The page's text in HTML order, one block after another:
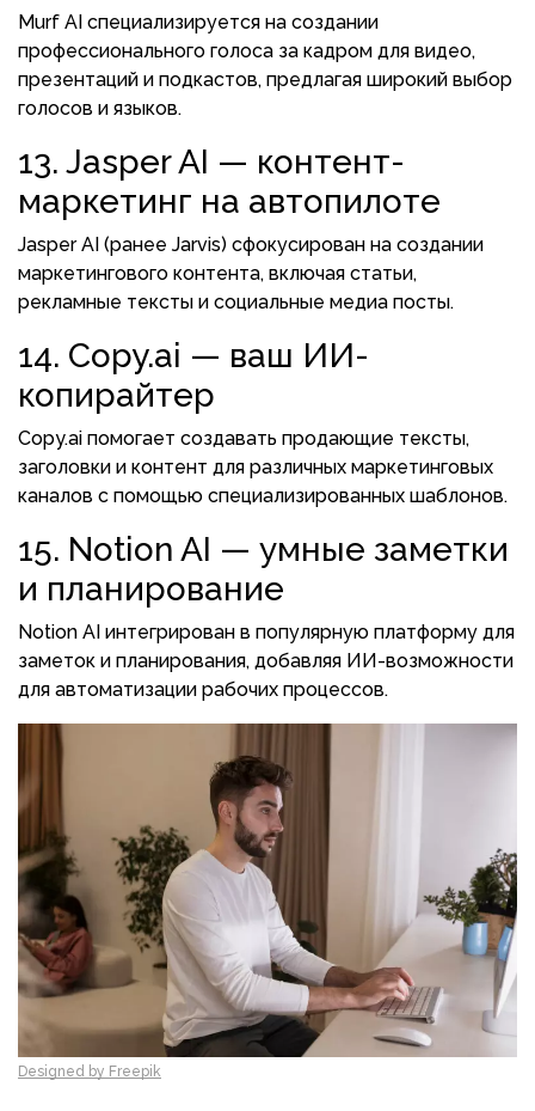
Murf AI специализируется на создании
профессионального голоса за кадром для видео,
презентаций и подкастов, предлагая широкий выбор
голосов и языков.
13. Jasper AI — контент-
маркетинг на автопилоте
Jasper AI (ранее Jarvis) сфокусирован на создании
маркетингового контента, включая статьи,
рекламные тексты и социальные медиа посты.
14. Copy.ai — ваш ИИ-
копирайтер
Copy.ai помогает создавать продающие тексты,
заголовки и контент для различных маркетинговых
каналов с помощью специализированных шаблонов.
15. Notion AI — умные заметки
и планирование
Notion AI интегрирован в популярную платформу для
заметок и планирования, добавляя ИИ-возможности
для автоматизации рабочих процессов.
Designed by Freepik